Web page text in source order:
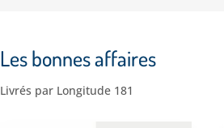
Les bonnes affaires
Livrés par Longitude 181